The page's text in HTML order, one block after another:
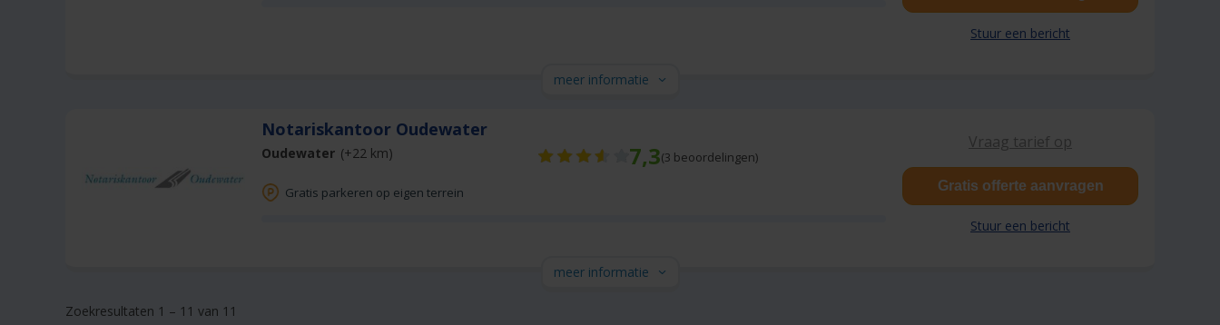
Stuur een bericht
meer informatie
Vraag tarief op
Notariskantoor Oudewater
7,3(3 beoordelingen)
Oudewater (+22 km)
Gratis parkeren op eigen terrein Gratis offerte aanvragen
Stuur een bericht
meer informatie
Zoekresultaten 1 – 11 van 11